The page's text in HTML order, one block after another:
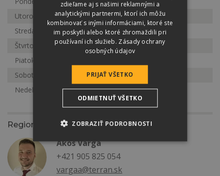
Utorok
7:00-17:00
Streda
7:00-17:00
Štvrtok
7:00-17:00
Piatok
Sobota
Zatvorené
Nedeľa
Zatvorené
Regionálny zástupca
Ákos Varga
+421 905 825 054
vargaa@terran.sk
zdieľame aj s našimi reklamnými a
analytickými partnermi, ktorí ich môžu
kombinovať s inými informáciami, ktoré ste
im poskytli alebo ktoré zhromaždili pri
používaní ich služieb. Zásady ochrany
osobných údajov
PRIJAŤ VŠETKO
ODMIETNUŤ VŠETKO
ZOBRAZIŤ PODROBNOSTI